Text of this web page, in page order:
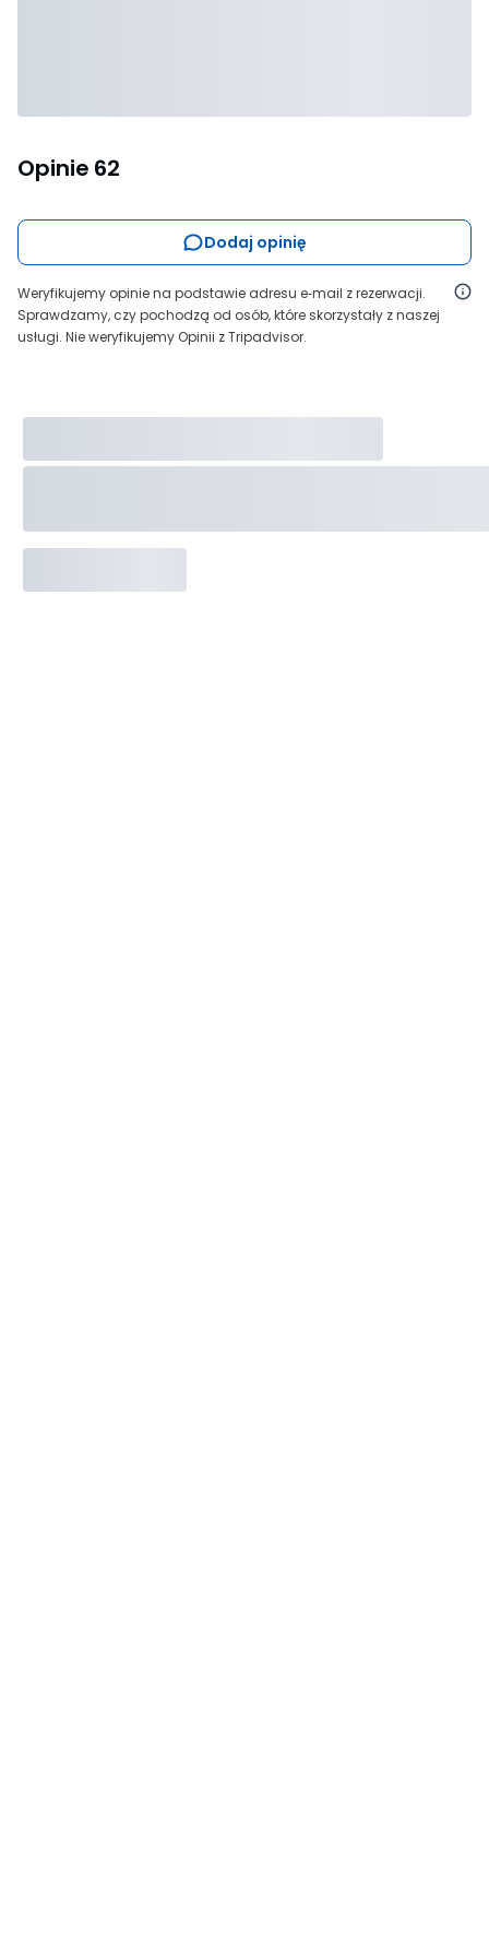
Opinie 62
Dodaj opinię
Weryfikujemy opinie na podstawie adresu e‑mail z rezerwacji.
Sprawdzamy, czy pochodzą od osób, które skorzystały z naszej
usługi. Nie weryfikujemy Opinii z Tripadvisor.